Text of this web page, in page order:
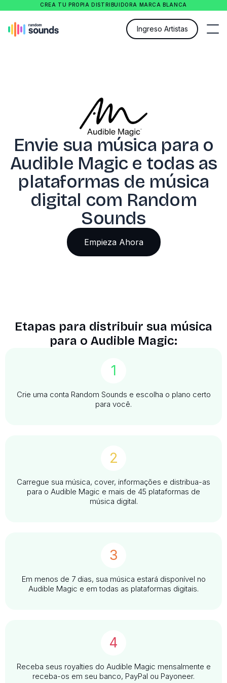
CREA TU PROPIA DISTRIBUIDORA MARCA BLANCA
Ingreso Artistas
Envie sua música para o
Audible Magic e todas as
plataformas de música
digital com Random
Sounds
Empieza Ahora
Etapas para distribuir sua música
para o Audible Magic:
1
Crie uma conta Random Sounds e escolha o plano certo
para você.
2
Carregue sua música, cover, informações e distribua-as
para o Audible Magic e mais de 45 plataformas de
música digital.
3
Em menos de 7 dias, sua música estará disponível no
Audible Magic e em todas as plataformas digitais.
4
Receba seus royalties do Audible Magic mensalmente e
receba-os em seu banco, PayPal ou Payoneer.